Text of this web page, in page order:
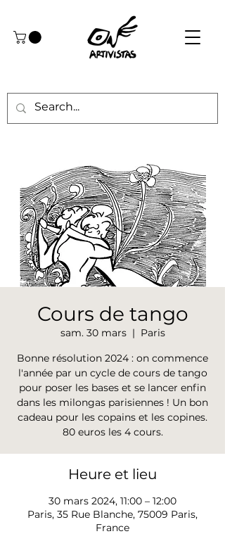
Cours de tango
sam. 30 mars
  |
Paris
Bonne résolution 2024 : on commence
l'année par un cycle de cours de tango
pour poser les bases et se lancer enfin
dans les milongas parisiennes ! Un bon
cadeau pour les copains et les copines.
80 euros les 4 cours.
Heure et lieu
30 mars 2024, 11:00 – 12:00
Paris, 35 Rue Blanche, 75009 Paris,
France